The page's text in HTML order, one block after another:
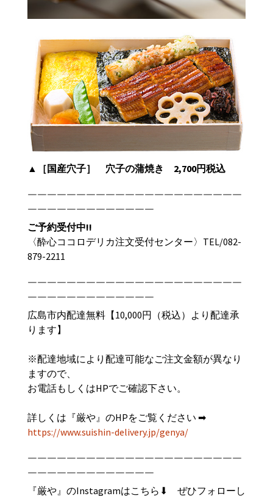
▲［国産穴子］ 穴子の蒲焼き 2,700円税込
￣￣￣￣￣￣￣￣￣￣￣￣￣￣￣￣￣￣￣￣￣￣
￣￣￣￣￣￣￣￣￣￣￣￣￣
ご予約受付中!!
〈酔心ココロデリカ注文受付センター〉TEL/082-
879-2211
￣￣￣￣￣￣￣￣￣￣￣￣￣￣￣￣￣￣￣￣￣￣
￣￣￣￣￣￣￣￣￣￣￣￣￣
広島市内配達無料【10,000円（税込）より配達承
ります】
※配達地域により配達可能なご注文金額が異なり
ますので、
お電話もしくはHPでご確認下さい。
詳しくは『厳や』のHPをご覧ください ➡︎
https://www.suishin-delivery.jp/genya/
￣￣￣￣￣￣￣￣￣￣￣￣￣￣￣￣￣￣￣￣￣￣
￣￣￣￣￣￣￣￣￣￣￣￣￣
『厳や』のInstagramはこちら⬇︎ ぜひフォローし